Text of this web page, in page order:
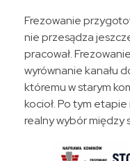
Frezowanie
nie przesądza
pracował.
wyrównanie kanału
któremu w starym
kocioł. Po tym
realny wybór między